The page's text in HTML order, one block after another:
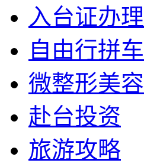
入台证办理
自由行拼车
微整形美容
赴台投资
旅游攻略